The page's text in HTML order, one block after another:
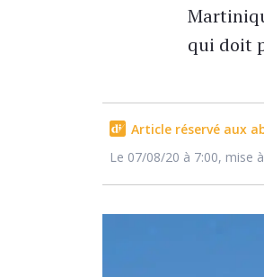
qui doit
Article réservé aux
Le 07/08/20 à 7:00, mise